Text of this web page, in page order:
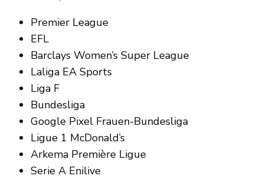
Premier League
EFL
Barclays Women’s Super League
Laliga EA Sports
Liga F
Bundesliga
Google Pixel Frauen-Bundesliga
Ligue 1 McDonald’s
Arkema Première Ligue
Serie A Enilive